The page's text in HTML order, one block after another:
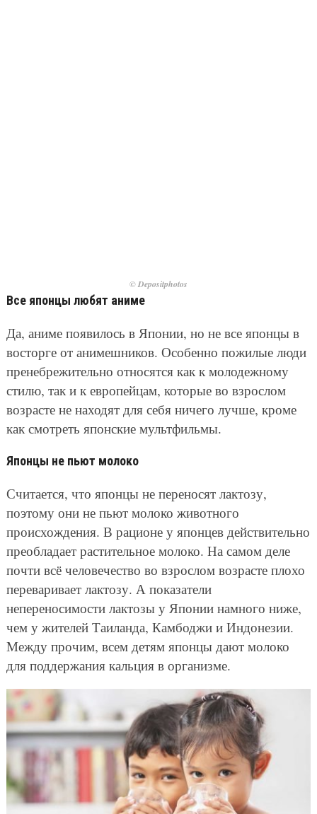
© Depositphotos
Все японцы любят аниме
Да, аниме появилось в Японии, но не все японцы в
восторге от анимешников. Особенно пожилые люди
пренебрежительно относятся как к молодежному
стилю, так и к европейцам, которые во взрослом
возрасте не находят для себя ничего лучше, кроме
как смотреть японские мультфильмы.
Японцы не пьют молоко
Считается, что японцы не переносят лактозу,
поэтому они не пьют молоко животного
происхождения. В рационе у японцев действительно
преобладает растительное молоко. На самом деле
почти всё человечество во взрослом возрасте плохо
переваривает лактозу. А показатели
непереносимости лактозы у Японии намного ниже,
чем у жителей Таиланда, Камбоджи и Индонезии.
Между прочим, всем детям японцы дают молоко
для поддержания кальция в организме.